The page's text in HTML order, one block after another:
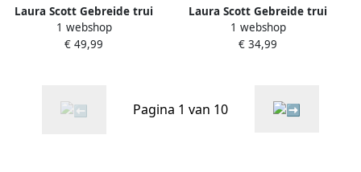
Laura Scott Gebreide trui
Winterbreisel met trendy
streepdesign en knopen
1 webshop
€ 49,99
Laura Scott Gebreide trui
Fijn gebreide trui in trendy
Car Shape NIEUWE
1 webshop
€ 34,99
Pagina 1 van 10